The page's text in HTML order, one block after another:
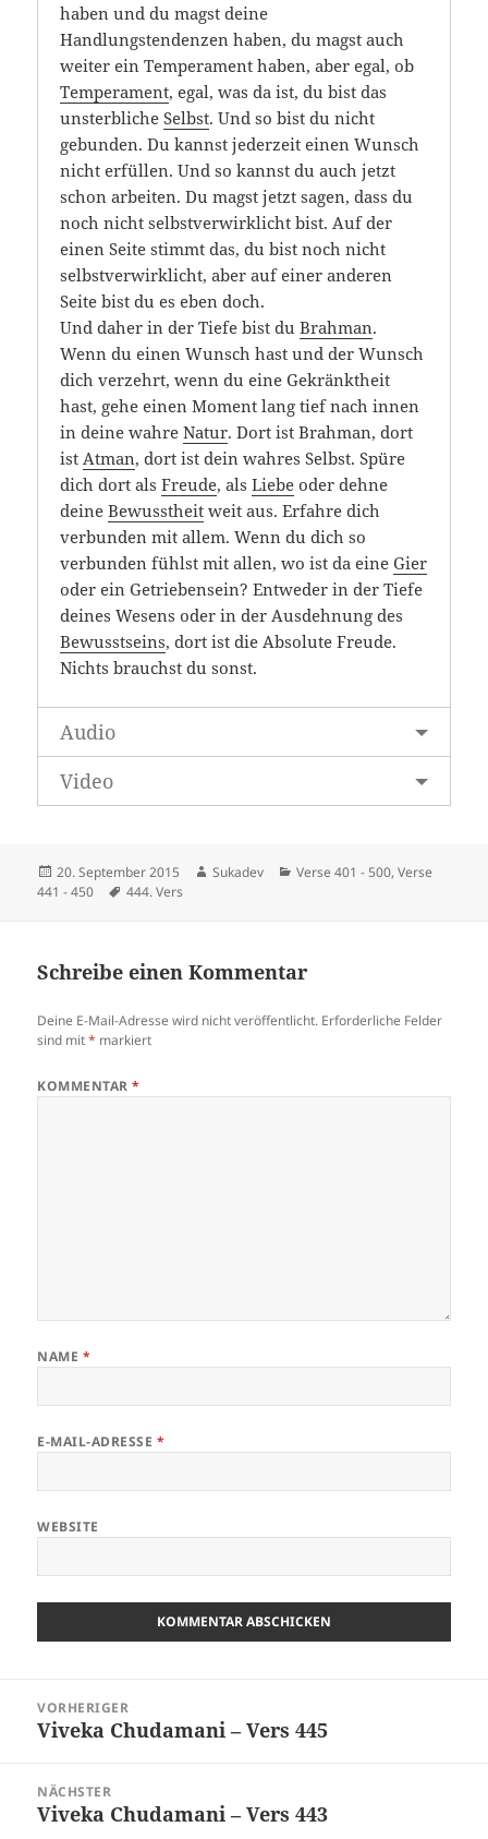
haben und du magst deine
Handlungstendenzen haben, du magst auch
weiter ein Temperament haben, aber egal, ob
Temperament, egal, was da ist, du bist das
unsterblicheSelbst. Und so bist du nicht
gebunden. Du kannst jederzeit einen Wunsch
nicht erfüllen. Und so kannst du auch jetzt
schon arbeiten. Du magst jetzt sagen, dass du
noch nicht selbstverwirklicht bist. Auf der
einen Seite stimmt das, du bist noch nicht
selbstverwirklicht, aber auf einer anderen
Seite bist du es eben doch.
Und daher in der Tiefe bist duBrahman.
Wenn du einen Wunsch hast und der Wunsch
dich verzehrt, wenn du eine Gekränktheit
hast, gehe einen Moment lang tief nach innen
in deine wahreNatur. Dort ist Brahman, dort
istAtman, dort ist dein wahres Selbst. Spüre
dich dort alsFreude, alsLiebe oder dehne
deineBewusstheit weit aus. Erfahre dich
verbunden mit allem. Wenn du dich so
verbunden fühlst mit allen, wo ist da eineGier
oder ein Getriebensein? Entweder in der Tiefe
deines Wesens oder in der Ausdehnung des
Bewusstseins, dort ist die Absolute Freude.
Nichts brauchst du sonst.
Audio
Video
Veröffentlicht
am
20. September 2015 Autor
Sukadev Kategorien
Verse 401 - 500,Verse
441 - 450
Schlagwörter
444. Vers
Schreibe einen Kommentar
Deine E-Mail-Adresse wird nicht veröffentlicht. Erforderliche Felder
sind mit* markiert
KOMMENTAR*
NAME *
E-MAIL-ADRESSE *
WEBSITE
VORHERIGER
Vorheriger
Viveka Chudamani – Vers 445
NÄCHSTER
Nächster
Viveka Chudamani – Vers 443